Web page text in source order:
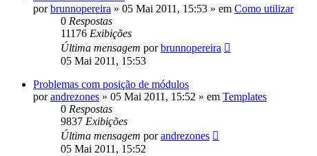
porbrunnopereira » 05 Mai 2011, 15:53 » em Como utilizar
0 Respostas
11176 Exibições
Última mensagem porbrunnopereira
05 Mai 2011, 15:53
Problemas com posição de módulos
porandrezones » 05 Mai 2011, 15:52 » em Templates
0 Respostas
9837 Exibições
Última mensagem porandrezones
05 Mai 2011, 15:52